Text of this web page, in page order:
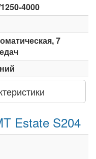
4000
7
Estate S204